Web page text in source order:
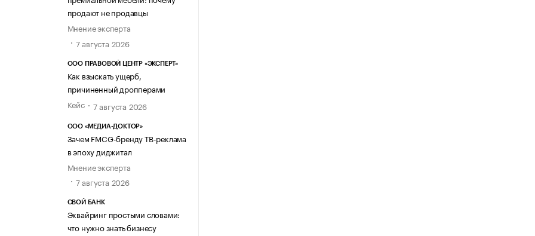
продают не продавцы
Мнение эксперта
7 августа 2026
ООО ПРАВОВОЙ ЦЕНТР «ЭКСПЕРТ»
Как взыскать ущерб,
причиненный дропперами
Кейс
7 августа 2026
ООО «МЕДИА-ДОКТОР»
Зачем FMCG-бренду ТВ-реклама
в эпоху диджитал
Мнение эксперта
7 августа 2026
СВОЙ БАНК
Эквайринг простыми словами:
что нужно знать бизнесу